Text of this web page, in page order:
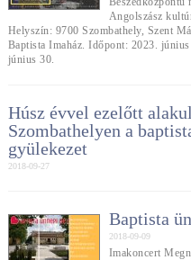
Angolszász
Helyszín: 9700 Szombathely, Szent
Baptista Imaház. Időpont: 2023.
június 30.
Húsz évvel ezelőtt
Szombathelyen a
gyülekezet
2018-09-27
Baptista
2018-09-09
Imakoncert